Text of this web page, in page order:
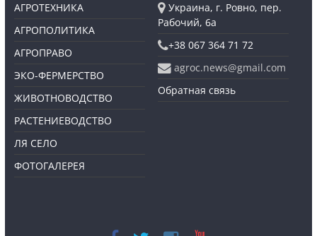
АГРОТЕХНИКА
АГРОПОЛИТИКА
АГРОПРАВО
ЭКО-ФЕРМЕРСТВО
ЖИВОТНОВОДСТВО
РАСТЕНИЕВОДСТВО
ЛЯ СЕЛО
ФОТОГАЛЕРЕЯ
Украина, г. Ровно, пер.
Рабочий, 6а
+38 067 364 71 72
agroc.news@gmail.com
Обратная связь